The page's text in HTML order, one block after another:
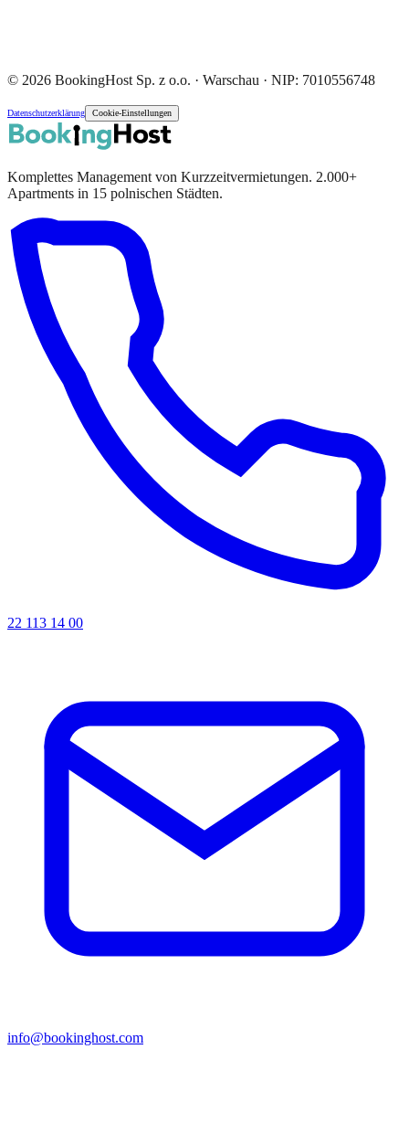
© 2026 BookingHost Sp. z o.o. · Warschau · NIP: 7010556748
Datenschutzerklärung Cookie-Einstellungen
Komplettes Management von Kurzzeitvermietungen. 2.000+
Apartments in 15 polnischen Städten.
22 113 14 00
info@bookinghost.com